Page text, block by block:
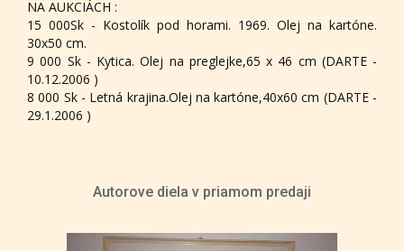
NA AUKCIÁCH :
15 000Sk - Kostolík pod horami. 1969. Olej na kartóne.
30x50 cm.
9 000 Sk - Kytica. Olej na preglejke,65 x 46 cm (DARTE -
10.12.2006 )
8 000 Sk - Letná krajina.Olej na kartóne,40x60 cm (DARTE -
29.1.2006 )
Autorove diela v priamom predaji